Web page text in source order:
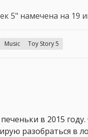
5" намечена на 19
Music Toy Story 5
в 2015
разобраться в